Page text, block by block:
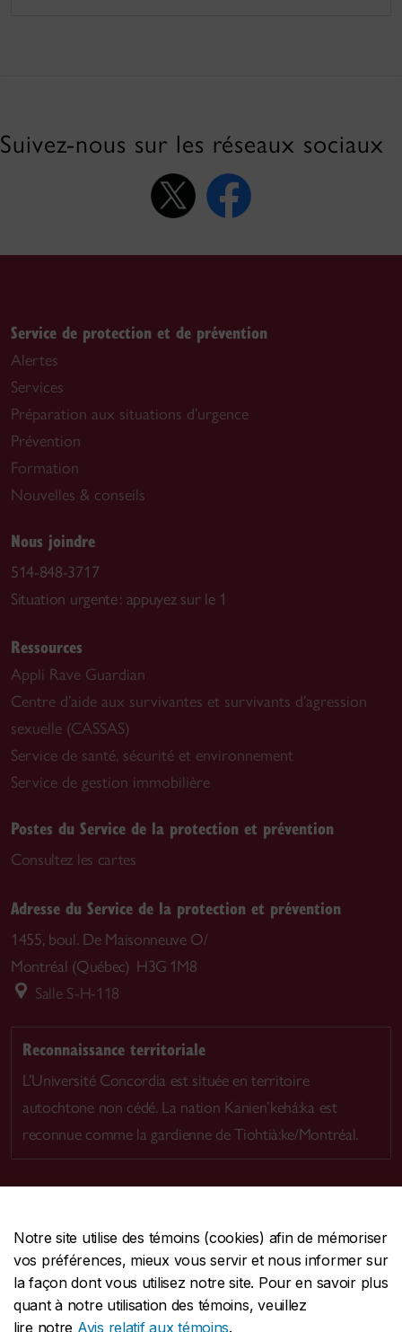
Notre site utilise des témoins (cookies) afin de mémoriser
vos préférences, mieux vous servir et nous informer sur
la façon dont vous utilisez notre site. Pour en savoir plus
quant à notre utilisation des témoins, veuillez
lire notre Avis relatif aux témoins.
Suivez-nous sur les réseaux sociaux
Service de protection et de prévention
Alertes
Services
Préparation aux situations d’urgence
Prévention
Formation
Nouvelles & conseils
Nous joindre
514-848-3717
Situation urgente : appuyez sur le 1
Ressources
Appli Rave Guardian
Centre d’aide aux survivantes et survivants d’agression
sexuelle (CASSAS)
Service de santé, sécurité et environnement
Service de gestion immobilière
Postes du Service de la protection et prévention
Consultez les cartes
Adresse du Service de la protection et prévention
1455, boul. De Maisonneuve O/
Montréal (Québec) H3G 1M8
Salle S-H-118
Reconnaissance territoriale
L’Université Concordia est située en territoire
autochtone non cédé. La nation Kanien’kehá:ka est
reconnue comme la gardienne de Tiohtià:ke/Montréal.
CENTRALE514-848-2424
URGENCE514-848-3717
Protection et prévention | Accessibilité | Confidentialité